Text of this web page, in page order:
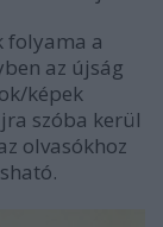
folyama a
az újság
képek
szóba kerül
olvasókhoz